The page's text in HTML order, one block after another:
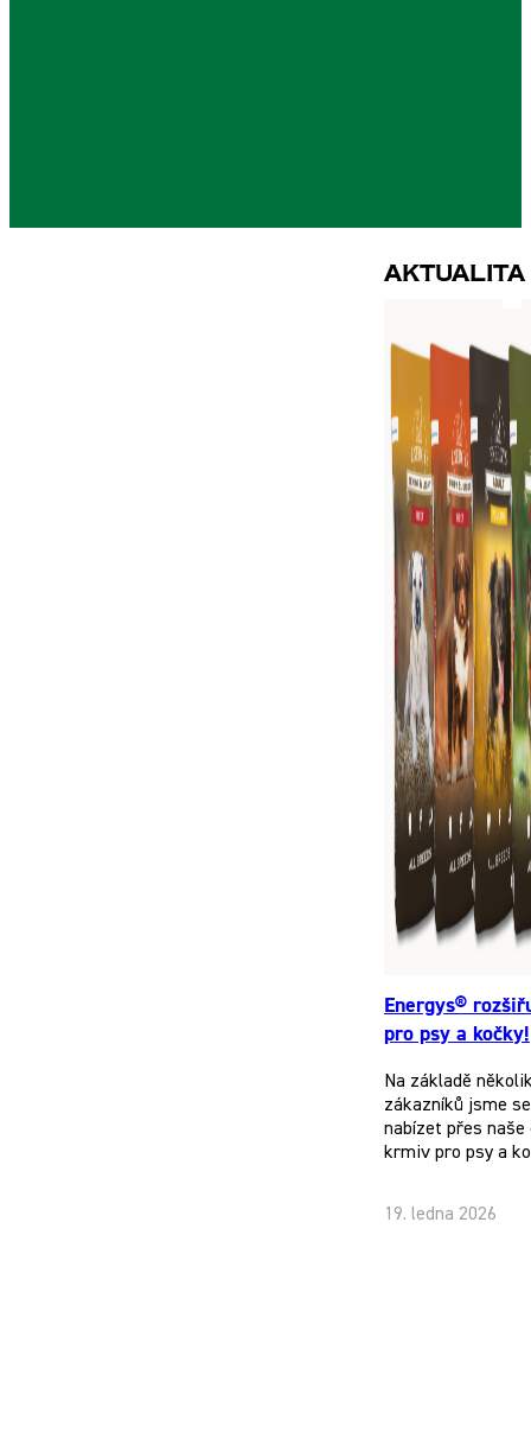
Aktualita
Energys®
pro psy a kočky!
Na základě
zákazníků jsme
nabízet přes
krmiv pro psy a
19. ledna 2026